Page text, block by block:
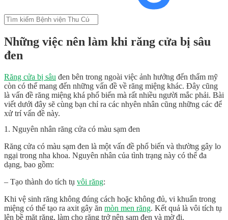
Những việc nên làm khi răng cửa bị sâu
đen
Răng cửa bị sâu đen bên trong ngoài việc ảnh hưởng đến thẩm mỹ
còn có thể mang đến những vấn đề về răng miệng khác. Đây cũng
là vấn đề răng miệng khá phổ biến mà rất nhiều người mắc phải. Bài
viết dưới đây sẽ cùng bạn chỉ ra các nhyên nhân cũng những các để
xử trí vấn đề này.
1. Nguyên nhân răng cửa có màu sạm đen
Răng cửa có màu sạm đen là một vấn đề phổ biến và thường gây lo
ngại trong nha khoa. Nguyên nhân của tình trạng này có thể đa
dạng, bao gồm:
– Tạo thành do tích tụ vôi răng:
Khi vệ sinh răng không đúng cách hoặc không đủ, vi khuẩn trong
miệng có thể tạo ra axit gây ăn mòn men răng. Kết quả là vôi tích tụ
lên bề mặt răng, làm cho răng trở nên sạm đen và mờ đi.